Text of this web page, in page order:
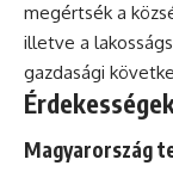
megértsék a
illetve a
gazdasági
Magyarország